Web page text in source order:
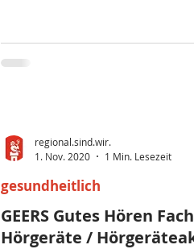
GEERS Gutes Hören
Hörgeräte /
gesundheitlich
regional.sind.wir.
1. Nov. 2020
1 Min. Lesezeit